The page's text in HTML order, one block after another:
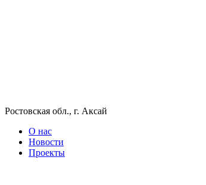
Ростовская обл., г. Аксай
О нас
Новости
Проекты